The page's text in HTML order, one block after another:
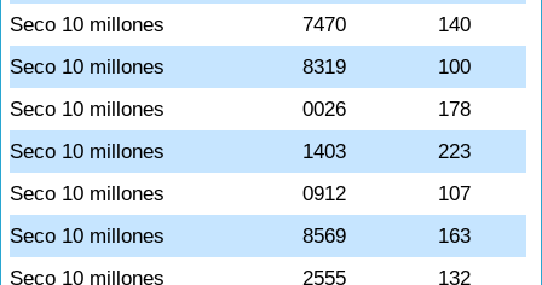
Seco 10 millones
7470
140
Seco 10 millones
8319
100
Seco 10 millones
0026
178
Seco 10 millones
1403
223
Seco 10 millones
0912
107
Seco 10 millones
8569
163
Seco 10 millones
2555
132